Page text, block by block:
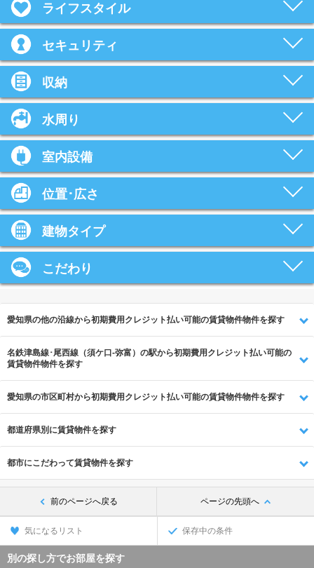
ライフスタイル
セキュリティ
収納
水周り
室内設備
位置･広さ
建物タイプ
こだわり
愛知県の他の沿線から初期費用クレジット払い可能の賃貸物件物件を探す
名鉄津島線･尾西線（須ケ口-弥富）の駅から初期費用クレジット払い可能の
賃貸物件物件を探す
愛知県の市区町村から初期費用クレジット払い可能の賃貸物件物件を探す
都道府県別に賃貸物件を探す
都市にこだわって賃貸物件を探す
前のページへ戻る ページの先頭へ
気になるリスト 保存中の条件
別の探し方でお部屋を探す